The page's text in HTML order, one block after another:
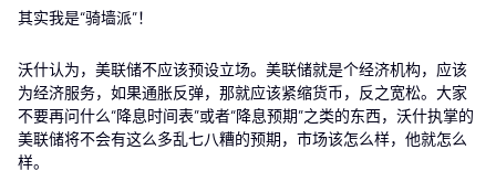
其实我是“骑墙派”！
沃什认为，美联储不应该预设立场。美联储就是个经济机构，应该
为经济服务，如果通胀反弹，那就应该紧缩货币，反之宽松。大家
不要再问什么“降息时间表”或者“降息预期”之类的东西，沃什执掌的
美联储将不会有这么多乱七八糟的预期，市场该怎么样，他就怎么
样。